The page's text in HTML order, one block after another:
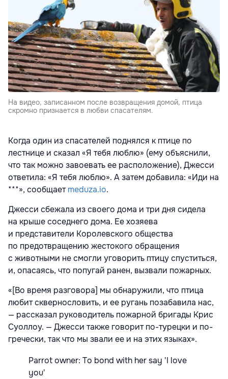
На видео, записанном после возвращения домой, птица
скромно признается в любви спасателям.
Когда один из спасателей поднялся к птице по
лестнице и сказал «Я тебя люблю» (ему объяснили,
что так можно завоевать ее расположение), Джесси
ответила: «Я тебя люблю». А затем добавила: «Иди на
***», сообщаетmeduza.io.
Джесси сбежала из своего дома и три дня сидела
на крыше соседнего дома. Ее хозяева
и представители Королевского общества
по предотвращению жестокого обращения
с животными не смогли уговорить птицу спуститься,
и, опасаясь, что попугай ранен, вызвали пожарных.
«[Во время разговора] мы обнаружили, что птица
любит сквернословить, и ее ругань позабавила нас,
— рассказал руководитель пожарной бригады Крис
Суоллоу. — Джесси также говорит по-турецки и по-
гречески, так что мы звали ее и на этих языках».
Parrot owner: To bond with her say 'I love
you'